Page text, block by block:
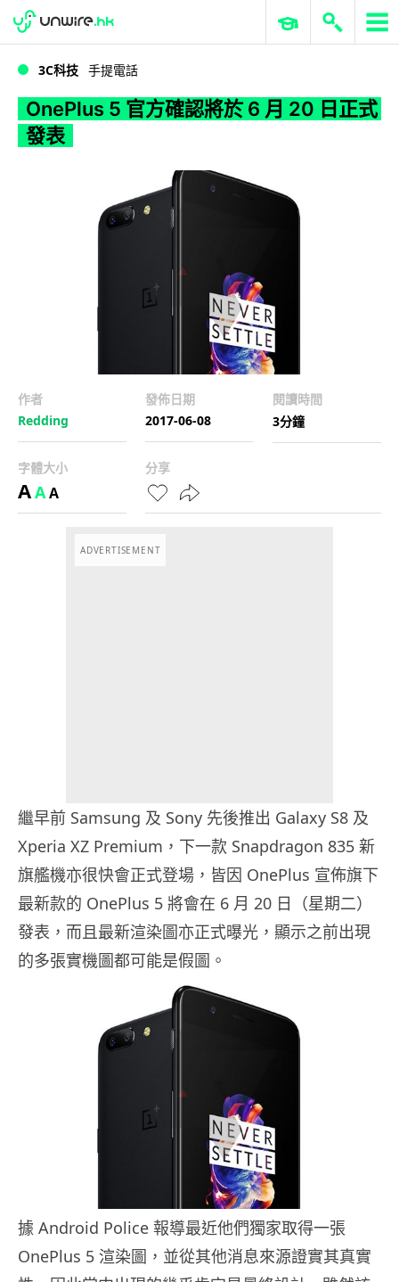
OnePlus 5 官方確認將於 6 月 20 日正式發表
WWDC 2026 ERP 與商業 AI
3C科技 手提電話
OnePlus 5 官方確認將於 6 月 20 日正式
發表
作者
Redding
發佈日期
2017-06-08
閱讀時間
3分鐘
字體大小
AAA
分享
ADVERTISEMENT
繼早前 Samsung 及 Sony 先後推出 Galaxy S8 及
Xperia XZ Premium，下一款 Snapdragon 835 新
旗艦機亦很快會正式登場，皆因 OnePlus 宣佈旗下
最新款的 OnePlus 5 將會在 6 月 20 日（星期二）
發表，而且最新渲染圖亦正式曝光，顯示之前出現
的多張實機圖都可能是假圖。
據 Android Police 報導最近他們獨家取得一張
OnePlus 5 渲染圖，並從其他消息來源證實其真實